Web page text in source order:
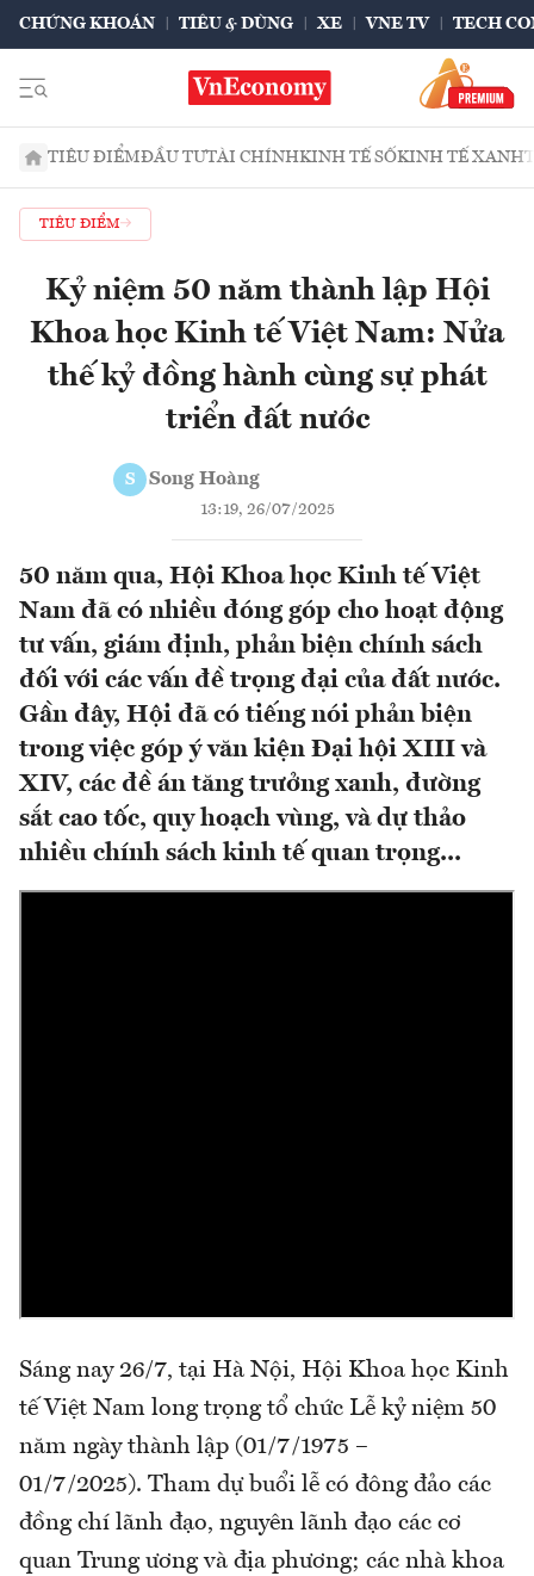
CHỨNG KHOÁN TIÊU & DÙNG XE VNE TV TECH
TIÊU ĐIỂMĐẦU TƯTÀI CHÍNHKINH TẾ SỐKINH TẾ XANH
TIÊU ĐIỂM
Kỷ niệm 50 năm thành lập Hội
Khoa học Kinh tế Việt Nam: Nửa
thế kỷ đồng hành cùng sự phát
triển đất nước
S Song Hoàng
13:19, 26/07/2025
50 năm qua, Hội Khoa học Kinh tế Việt
Nam đã có nhiều đóng góp cho hoạt động
tư vấn, giám định, phản biện chính sách
đối với các vấn đề trọng đại của đất nước.
Gần đây, Hội đã có tiếng nói phản biện
trong việc góp ý văn kiện Đại hội XIII và
XIV, các đề án tăng trưởng xanh, đường
sắt cao tốc, quy hoạch vùng, và dự thảo
nhiều chính sách kinh tế quan trọng...
Sáng nay 26/7, tại Hà Nội, Hội Khoa học Kinh
tế Việt Nam long trọng tổ chức Lễ kỷ niệm 50
năm ngày thành lập (01/7/1975 –
01/7/2025). Tham dự buổi lễ có đông đảo các
đồng chí lãnh đạo, nguyên lãnh đạo các cơ
quan Trung ương và địa phương; các nhà khoa